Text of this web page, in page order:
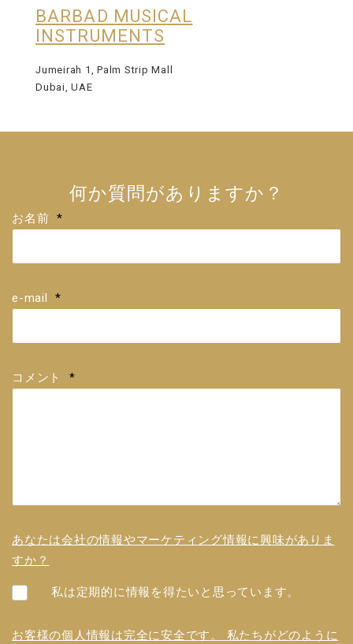
BARBAD MUSICAL
INSTRUMENTS
Jumeirah 1, Palm Strip Mall
Dubai, UAE
何か質問がありますか？
お名前 *
e-mail *
コメント *
あなたは会社の情報やマーケティング情報に興味がありま
すか？
私は定期的に情報を得たいと思っています。
お客様の個人情報は完全に安全です。 私たちがどのように